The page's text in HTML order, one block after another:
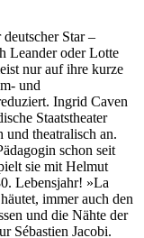
Star –
Leander oder Lotte
nur auf ihre kurze
und
Ingrid Caven
Staatstheater
und theatralisch an.
schon seit
sie mit Helmut
Lebensjahr! »La
immer auch den
und die Nähte der
Sébastien Jacobi.